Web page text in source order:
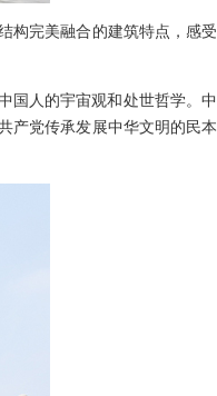
构完美融合的建筑特点，感受
国人的宇宙观和处世哲学。中
产党传承发展中华文明的民本